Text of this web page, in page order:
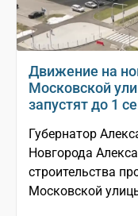
Движение на
Московской
запустят до 1
Губернатор
Новгорода
строительства
Московской